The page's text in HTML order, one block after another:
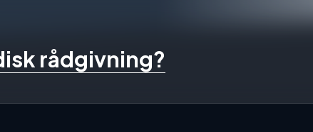
rådgivning?